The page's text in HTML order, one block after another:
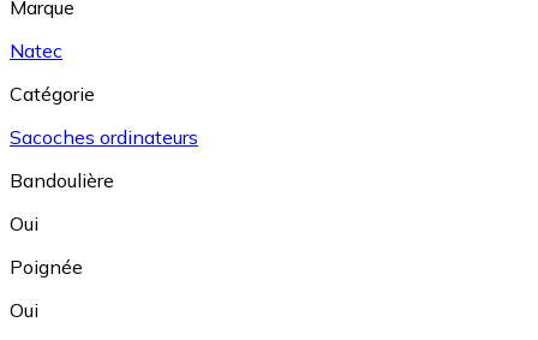
Marque
Natec
Catégorie
Sacoches ordinateurs
Bandoulière
Oui
Poignée
Oui